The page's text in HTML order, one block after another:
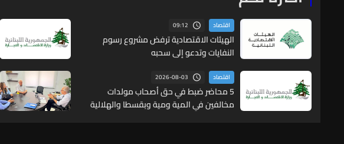
اقتصاد 09:12
الهيئات الاقتصادية ترفض مشروع رسوم
النفايات وتدعو إلى سحبه
اقتصاد 2026-08-03
5 محاضر ضبط في حق أصحاب مولدات
مخالفين في المية ومية وبقسطا والهلالية